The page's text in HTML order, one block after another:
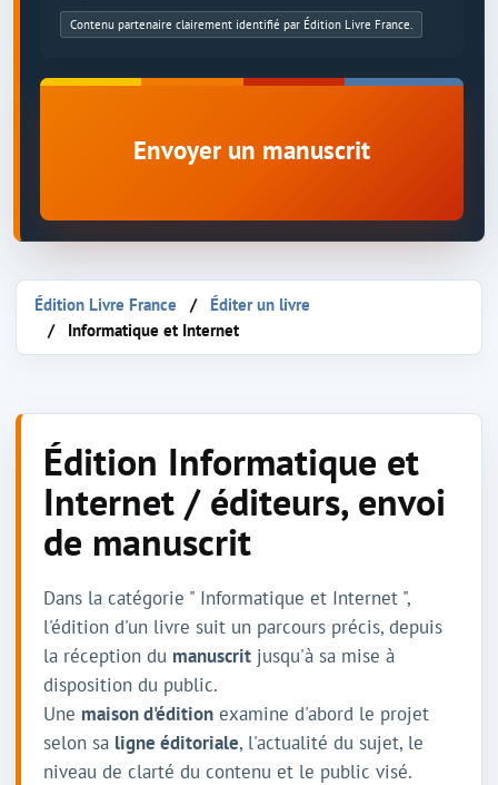
Contenu partenaire clairement identifié par Édition Livre France.
Envoyer un manuscrit
Édition Livre France
Éditer un livre
Informatique et Internet
Édition Informatique et
Internet / éditeurs, envoi
de manuscrit
Dans la catégorie " Informatique et Internet ",
l'édition d'un livre suit un parcours précis, depuis
la réception du manuscrit jusqu'à sa mise à
disposition du public.
Une maison d'édition examine d'abord le projet
selon sa ligne éditoriale, l'actualité du sujet, le
niveau de clarté du contenu et le public visé.